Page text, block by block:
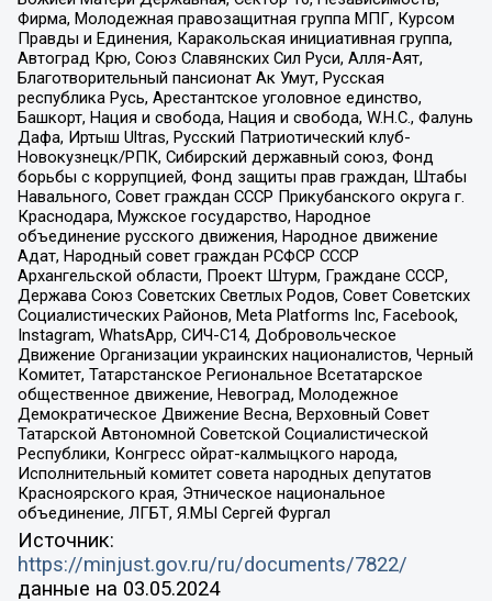
Фирма, Молодежная правозащитная группа МПГ, Курсом
Правды и Единения, Каракольская инициативная группа,
Автоград Крю, Союз Славянских Сил Руси, Алля-Аят,
Благотворительный пансионат Ак Умут, Русская
республика Русь, Арестантское уголовное единство,
Башкорт, Нация и свобода, Нация и свобода, W.H.С., Фалунь
Дафа, Иртыш Ultras, Русский Патриотический клуб-
Новокузнецк/РПК, Сибирский державный союз, Фонд
борьбы с коррупцией, Фонд защиты прав граждан, Штабы
Навального, Совет граждан СССР Прикубанского округа г.
Краснодара, Мужское государство, Народное
объединение русского движения, Народное движение
Адат, Народный совет граждан РСФСР СССР
Архангельской области, Проект Штурм, Граждане СССР,
Держава Союз Советских Светлых Родов, Совет Советских
Социалистических Районов, Meta Platforms Inc, Facebook,
Instagram, WhatsApp, СИЧ-С14, Добровольческое
Движение Организации украинских националистов, Черный
Комитет, Татарстанское Региональное Всетатарское
общественное движение, Невоград, Молодежное
Демократическое Движение Весна, Верховный Совет
Татарской Автономной Советской Социалистической
Республики, Конгресс ойрат-калмыцкого народа,
Исполнительный комитет совета народных депутатов
Красноярского края, Этническое национальное
объединение, ЛГБТ, Я.МЫ Сергей Фургал
Источник:
https://minjust.gov.ru/ru/documents/7822/
данные на 03.05.2024